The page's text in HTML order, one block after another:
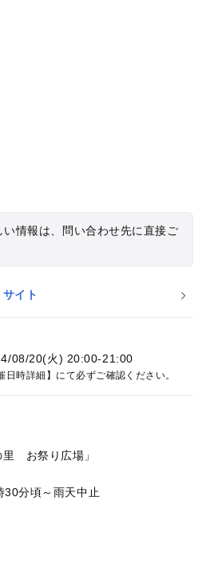
情報は、問い合わせ先に直接ご
イト
08/20(火) 20:00-21:00
時詳細】にて必ずご確認ください。
里 お祭り広場」
30分頃～雨天中止